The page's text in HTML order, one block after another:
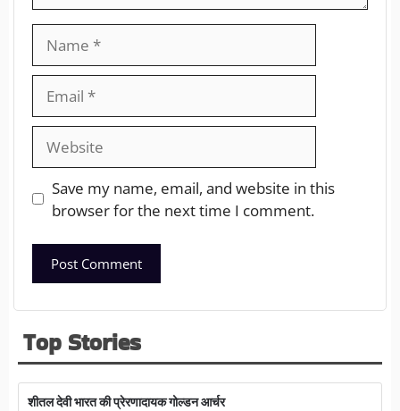
Save my name, email, and website in this
browser for the next time I comment.
Top Stories
शीतल देवी भारत की प्रेरणादायक गोल्डन आर्चर